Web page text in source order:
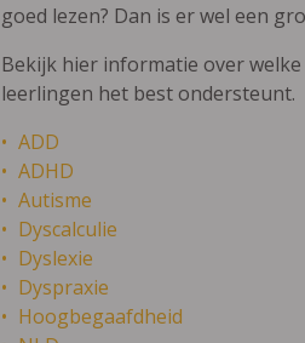
goed lezen? Dan is er wel een
Bekijk hier informatie over
leerlingen het best ondersteunt.
ADD
ADHD
Autisme
Dyscalculie
Dyslexie
Dyspraxie
Hoogbegaafdheid